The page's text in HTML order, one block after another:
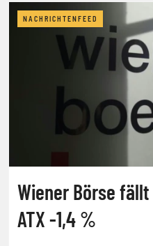
NACHRICHTENFEED
Wiener Börse
ATX -1,4 %